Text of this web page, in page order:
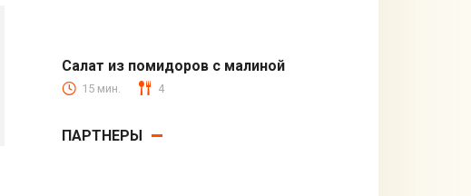
С овощами
Салат из помидоров с малиной
15 мин. 4
ПАРТНЕРЫ